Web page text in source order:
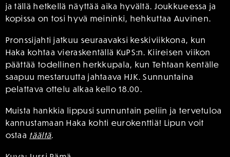
ja tällä hetkellä näyttää aika hyvältä. Joukkueessa ja
kopissa on tosi hyvä meininki, hehkuttaa Auvinen.
Pronssijahti jatkuu seuraavaksi keskiviikkona, kun
Haka kohtaa vieraskentällä KuPS:n. Kiireisen viikon
päättää todellinen herkkupala, kun Tehtaan kentälle
saapuu mestaruutta jahtaava HJK. Sunnuntaina
pelattava ottelu alkaa kello 18.00.
Muista hankkia lippusi sunnuntain peliin ja tervetuloa
kannustamaan Haka kohti eurokenttiä! Lipun voit
ostaa täältä.